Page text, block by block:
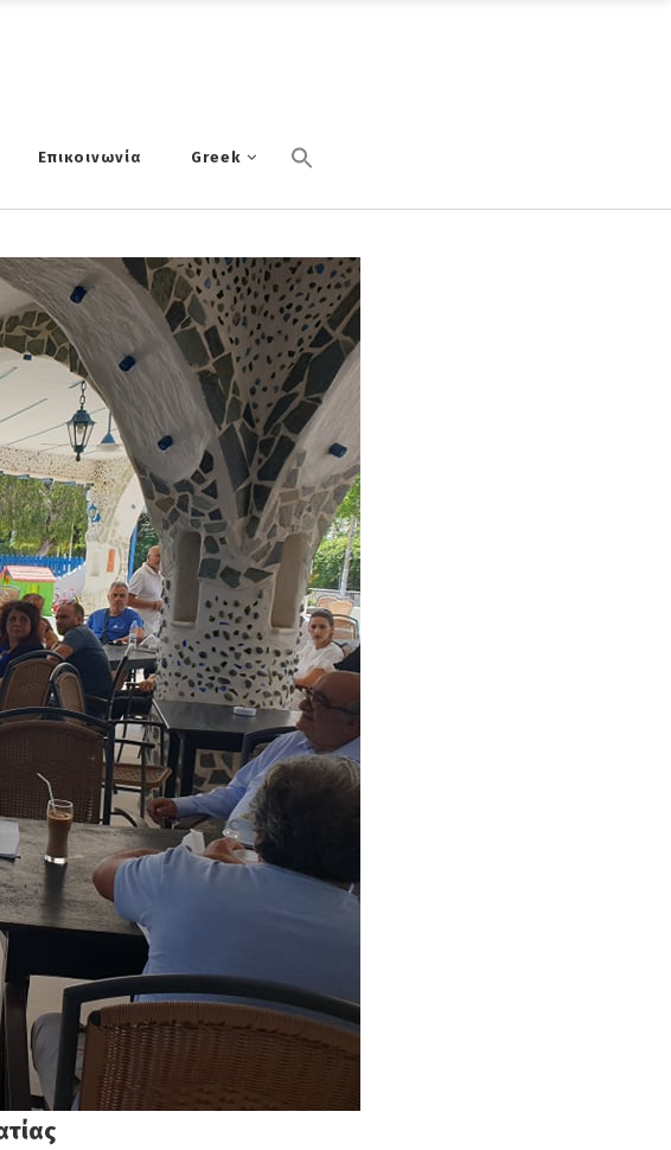
Επικοινωνία Greek